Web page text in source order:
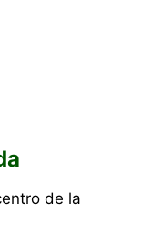
de la